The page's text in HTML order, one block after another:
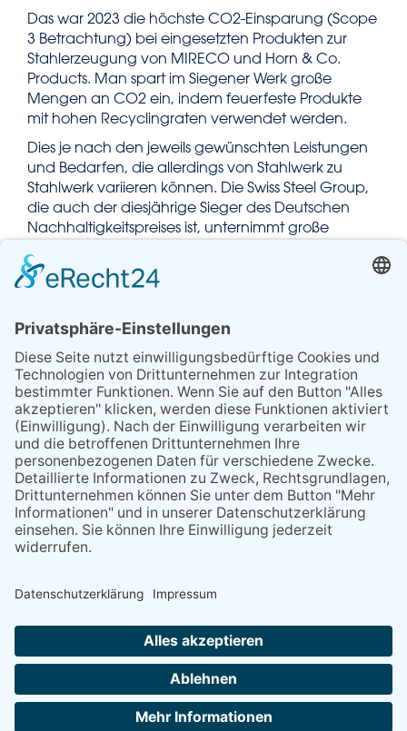
Das war 2023 die höchste CO2-Einsparung (Scope
3 Betrachtung) bei eingesetzten Produkten zur
Stahlerzeugung von MIRECO und Horn & Co.
Products. Man spart im Siegener Werk große
Mengen an CO2 ein, indem feuerfeste Produkte
mit hohen Recyclingraten verwendet werden.
Dies je nach den jeweils gewünschten Leistungen
und Bedarfen, die allerdings von Stahlwerk zu
Stahlwerk variieren können. Die Swiss Steel Group,
die auch der diesjährige Sieger des Deutschen
Nachhaltigkeitspreises ist, unternimmt große
dem Bestreben, den eigenen CO2-Fußabdruck zu
verringern.
ZERO-Waste-Ansatz basieren, generieren zirkuläre
Rohstoffe, die hauptsächlich in zwei
Materialströmen eingesetzt werden:
CRM für feuerfeste Materialien und
CRM für metallurgische Anwendungen.
(Quelle: Swiss Steel Group,
www.home-of-steel.de/news/swiss-steel-group-
gewinnt-dekarbonisierungspreis-2908)
Voriger
Zurück zur Übersicht
Impressum·Datenschutz